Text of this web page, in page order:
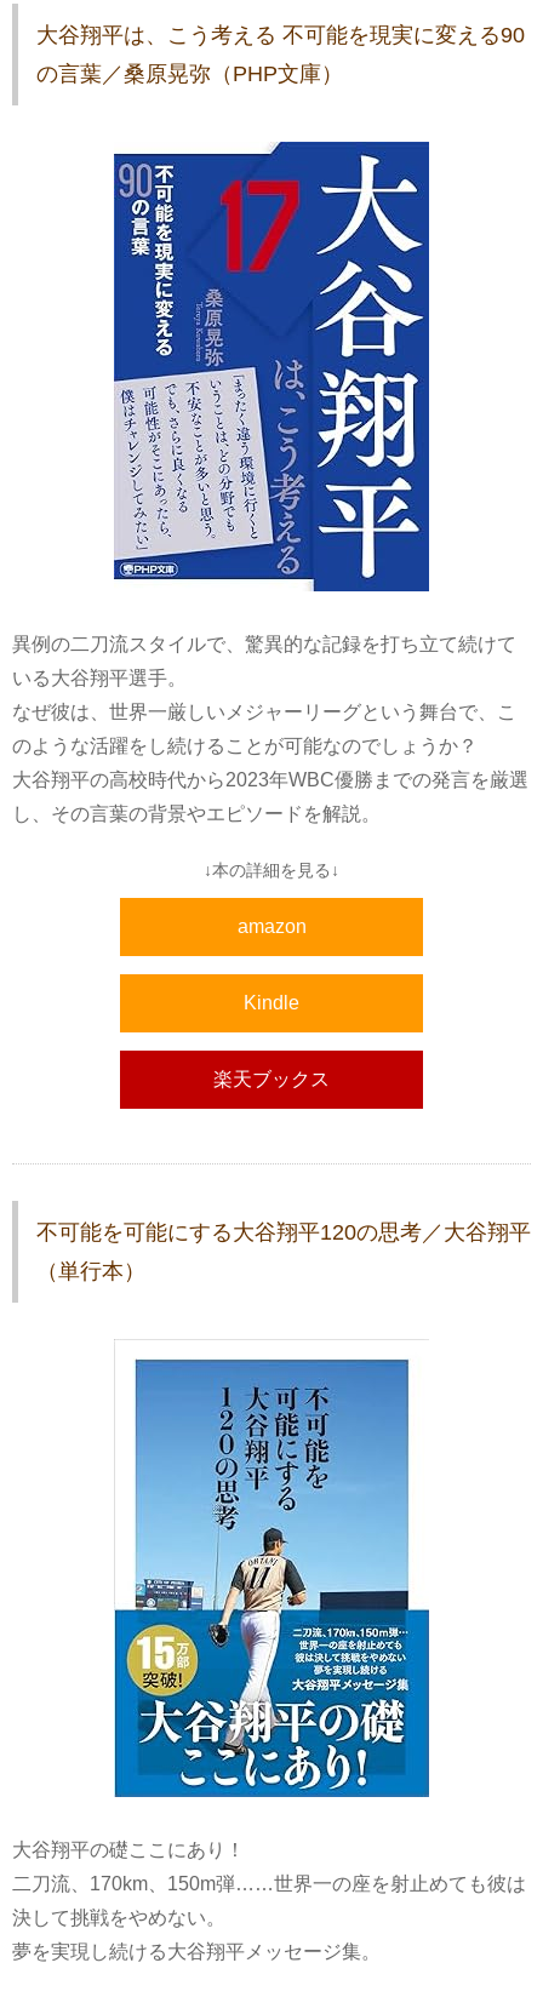
大谷翔平は、こう考える 不可能を現実に変える90
の言葉／桑原晃弥（PHP文庫）
異例の二刀流スタイルで、驚異的な記録を打ち立て続けて
いる大谷翔平選手。
なぜ彼は、世界一厳しいメジャーリーグという舞台で、こ
のような活躍をし続けることが可能なのでしょうか？
大谷翔平の高校時代から2023年WBC優勝までの発言を厳選
し、その言葉の背景やエピソードを解説。
↓本の詳細を見る↓
amazon
Kindle
楽天ブックス
不可能を可能にする大谷翔平120の思考／大谷翔平
（単行本）
大谷翔平の礎ここにあり！
二刀流、170km、150m弾……世界一の座を射止めても彼は
決して挑戦をやめない。
夢を実現し続ける大谷翔平メッセージ集。